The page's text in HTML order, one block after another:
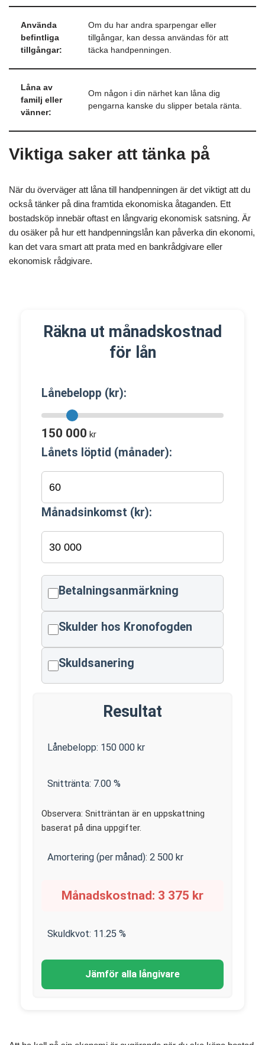
Använda
befintliga
tillgångar:
Om du har andra sparpengar eller
tillgångar, kan dessa användas för att
täcka handpenningen.
Låna av
familj eller
vänner:
Om någon i din närhet kan låna dig
pengarna kanske du slipper betala ränta.
Viktiga saker att tänka på
När du överväger att låna till handpenningen är det viktigt att du
också tänker på dina framtida ekonomiska åtaganden. Ett
bostadsköp innebär oftast en långvarig ekonomisk satsning. Är
du osäker på hur ett handpenningslån kan påverka din ekonomi,
kan det vara smart att prata med en bankrådgivare eller
ekonomisk rådgivare.
Räkna ut månadskostnad
för lån
Lånebelopp (kr):
150 000 kr
Lånets löptid (månader):
Månadsinkomst (kr):
Betalningsanmärkning
Skulder hos Kronofogden
Skuldsanering
Resultat
Lånebelopp: 150 000 kr
Snittränta: 7.00 %
Observera: Snitträntan är en uppskattning
baserat på dina uppgifter.
Amortering (per månad): 2 500 kr
Månadskostnad: 3 375 kr
Skuldkvot: 11.25 %
Jämför alla långivare